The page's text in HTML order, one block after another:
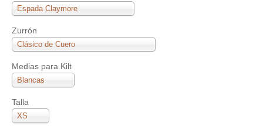
Espada Claymore
Zurrón
Clásico de Cuero
Medias para Kilt
Blancas
Talla
XS